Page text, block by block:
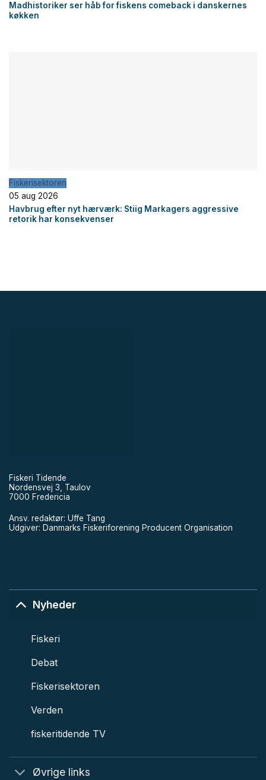
Madhistoriker ser håb for fiskens comeback i danskernes
køkken
Fiskerisektoren
05 aug 2026
Havbrug efter nyt hærværk: Stiig Markagers aggressive
retorik har konsekvenser
Fiskeri Tidende
Nordensvej 3, Taulov
7000 Fredericia
Ansv. redaktør: Uffe Tang
Udgiver: Danmarks Fiskeriforening Producent Organisation
Nyheder
Fiskeri
Debat
Fiskerisektoren
Verden
fiskeritidende TV
Øvrige links